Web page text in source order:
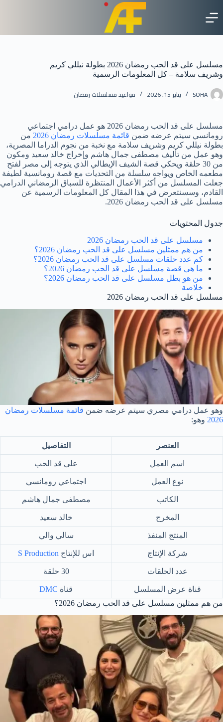
إلى
المحتوى
مسلسل على قد الحب رمضان 2026 بطولة نيللي كريم
وشريف سلامة – كل المعلومات الرسمية
SOHA يناير 15, 2026 مواعيد مسلسلات رمضان
مسلسل على قد الحب رمضان 2026 هو عمل درامي اجتماعي
رومانسي سيتم عرضه ضمن قائمة مسلسلات رمضان 2026
من
بطولة نيللي كريم وشريف سلامة مع نخبة من نجوم الدراما المصرية،
وهو عمل من تأليف مصطفى جمال هاشم وإخراج خالد سعيد ومكون
من 30 حلقة ويحكي قصة الشيف الإيطالي الذي يتوجه إلى مصر لفتح
مطعمه الخاص ويواجه سلسلة من التحديات مع قصة رومانسية لطيفة
جعلت المسلسل من أكثر الأعمال المنتظرة للسباق الرمضاني الدرامي
القادم، وسسنتعرض في هذا المقال كل المعلومات الرسمية عن
مسلسل على قد الحب رمضان 2026.
جدول المحتويات
مسلسل على قد الحب رمضان 2026
من هم ممثلين مسلسل على قد الحب رمضان 2026؟
كم عدد حلقات مسلسل على قد الحب رمضان 2026؟
ما هي قصة مسلسل على قد الحب رمضان 2026؟
من هو بطل مسلسل على قد الحب رمضان 2026؟
خلاصة
مسلسل على قد الحب رمضان 2026
وهو عمل درامي مصري سيتم عرضه ضمن قائمة مسلسلات رمضان
2026 وهو:
العنصر التفاصيل
اسم العمل على قد الحب
نوع العمل اجتماعي رومانسي
الكاتب مصطفى جمال هاشم
المخرج خالد سعيد
المنتج المنفذ سالي والي
شركة الإنتاج اس للإنتاج S Production
عدد الحلقات 30 حلقة
قناة عرض المسلسل قناة DMC
من هم ممثلين مسلسل على قد الحب رمضان 2026؟